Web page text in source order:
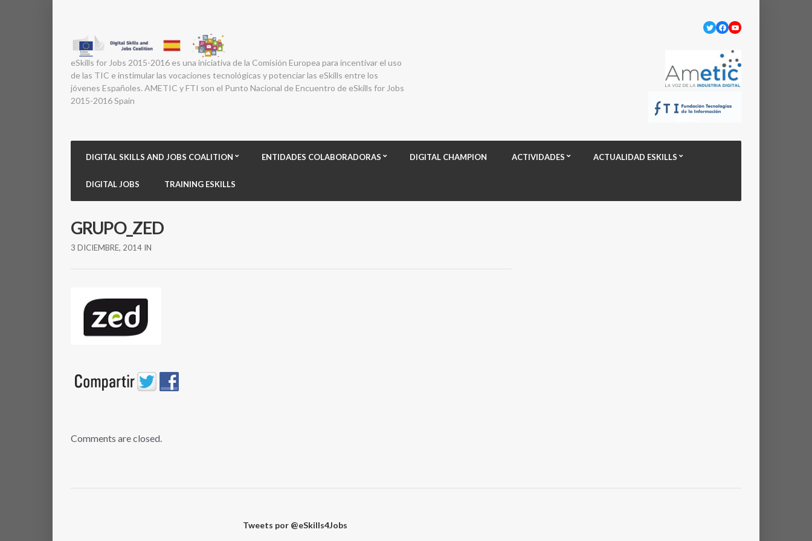
eSkills for Jobs 2015-2016 es una iniciativa de la Comisión Europea para incentivar el uso
de las TIC e instimular las vocaciones tecnológicas y potenciar las eSkills entre los
jóvenes Españoles. AMETIC y FTI son el Punto Nacional de Encuentro de eSkills for Jobs
2015-2016 Spain
Twitter
Facebook
YouTube
DIGITAL SKILLS AND JOBS COALITION ENTIDADES COLABORADORAS DIGITAL CHAMPION ACTIVIDADES ACTUALIDAD ESKILLS
DIGITAL JOBS TRAINING ESKILLS
GRUPO_ZED
3 DICIEMBRE, 2014 IN
Comments are closed.
Tweets por @eSkills4Jobs